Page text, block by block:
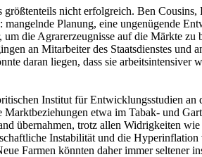
nicht erfolgreich. Ben
Planung, eine ungenügende
die Agrarerzeugnisse auf die Märkte
an Mitarbeiter des Staatsdienstes
daran liegen, dass sie
Institut für Entwicklungsstudien
etwa im Tabak- und
übernahmen, trotz allen Widrigkeiten
Instabilität und die
Farmen könnten daher immer seltener